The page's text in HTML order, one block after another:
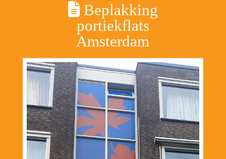
Beplakking
portiekflats
Amsterdam